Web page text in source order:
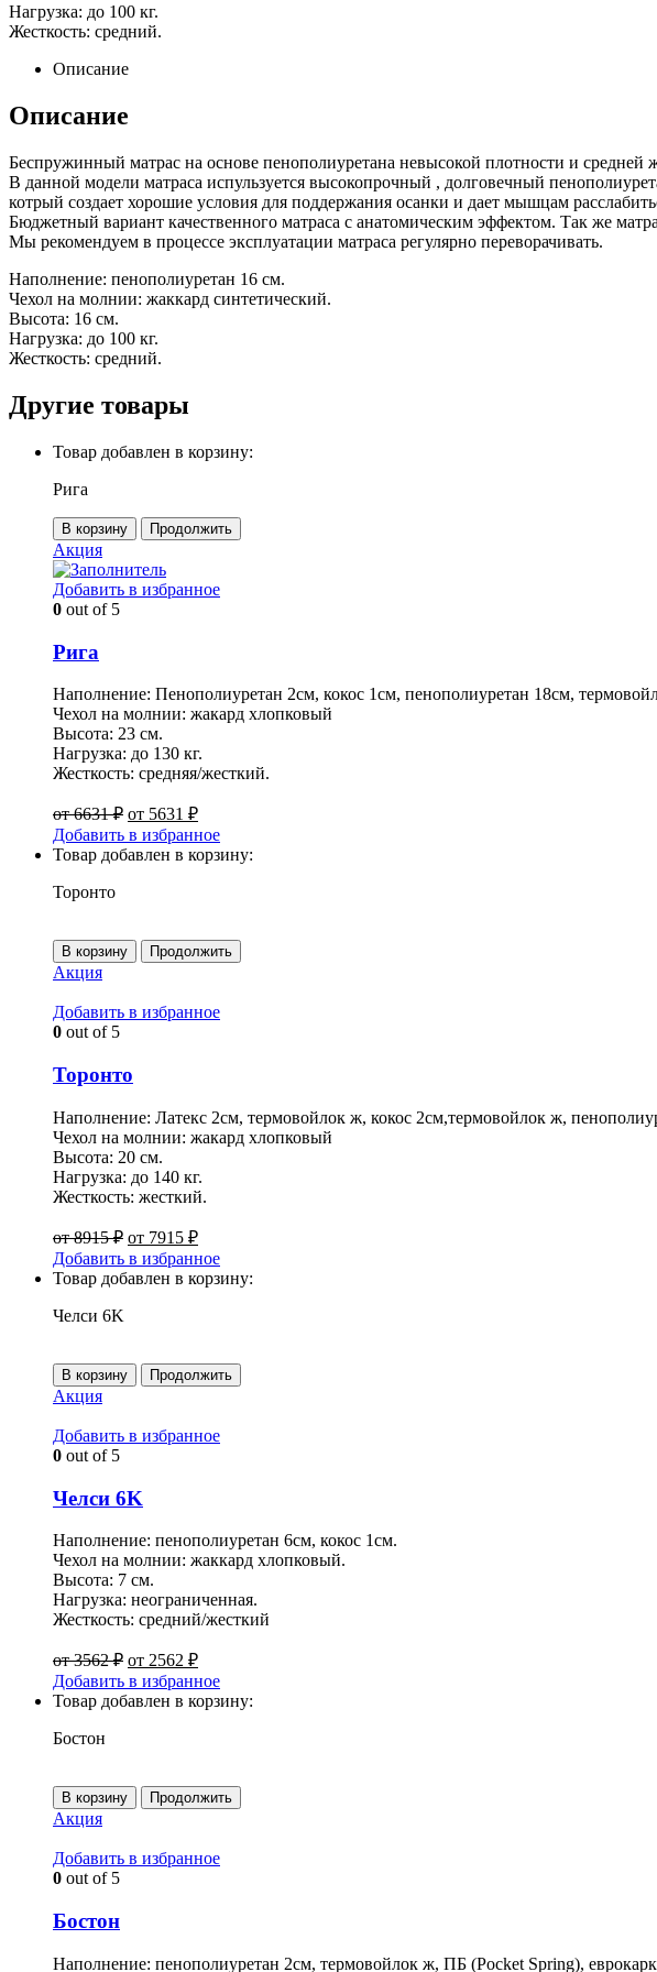
Нагрузка: до 100 кг.
Жесткость: средний.
Описание
Описание
Беспружинный матрас на основе пенополиуретана невысокой плотности и средней
В данной модели матраса испульзуется высокопрочный , долговечный
котрый создает хорошие условия для поддержания осанки и дает мышцам
Бюджетный вариант качественного матраса с анатомическим эффектом. Так же
Мы рекомендуем в процессе эксплуатации матраса регулярно переворачивать.
Наполнение: пенополиуретан 16 см.
Чехол на молнии: жаккард синтетический.
Высота: 16 см.
Нагрузка: до 100 кг.
Жесткость: средний.
Другие товары
Товар добавлен в корзину:
Рига
В корзину Продолжить
Акция
Добавить в избранное
0 out of 5
Рига
Наполнение: Пенополиуретан 2см, кокос 1см, пенополиуретан 18см,
Чехол на молнии: жакард хлопковый
Высота: 23 см.
Нагрузка: до 130 кг.
Жесткость: средняя/жесткий.
от6631₽ от 5631 ₽
Добавить в избранное
Товар добавлен в корзину:
Торонто
В корзину Продолжить
Акция
Добавить в избранное
0 out of 5
Торонто
Наполнение: Латекс 2см, термовойлок ж, кокос 2см,термовойлок ж,
Чехол на молнии: жакард хлопковый
Высота: 20 см.
Нагрузка: до 140 кг.
Жесткость: жесткий.
от8915₽ от 7915 ₽
Добавить в избранное
Товар добавлен в корзину:
Челси 6K
В корзину Продолжить
Акция
Добавить в избранное
0 out of 5
Челси 6K
Наполнение: пенополиуретан 6см, кокос 1см.
Чехол на молнии: жаккард хлопковый.
Высота: 7 см.
Нагрузка: неограниченная.
Жесткость: средний/жесткий
от3562₽ от 2562 ₽
Добавить в избранное
Товар добавлен в корзину:
Бостон
В корзину Продолжить
Акция
Добавить в избранное
0 out of 5
Бостон
Наполнение: пенополиуретан 2см, термовойлок ж, ПБ (Pocket Spring),